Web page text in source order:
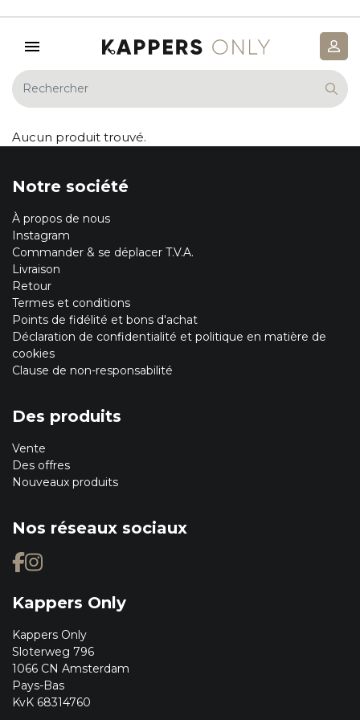
Aucun produit trouvé.
Notre société
À propos de nous
Instagram
Commander & se déplacer T.V.A.
Livraison
Retour
Termes et conditions
Points de fidélité et bons d'achat
Déclaration de confidentialité et politique en matière de
cookies
Clause de non-responsabilité
Des produits
Vente
Des offres
Nouveaux produits
Nos réseaux sociaux
Kappers Only
Kappers Only
Sloterweg 796
1066 CN Amsterdam
Pays-Bas
KvK 68314760